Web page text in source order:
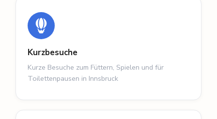
Kurzbesuche
Kurze Besuche zum Füttern, Spielen und für
Toilettenpausen in Innsbruck